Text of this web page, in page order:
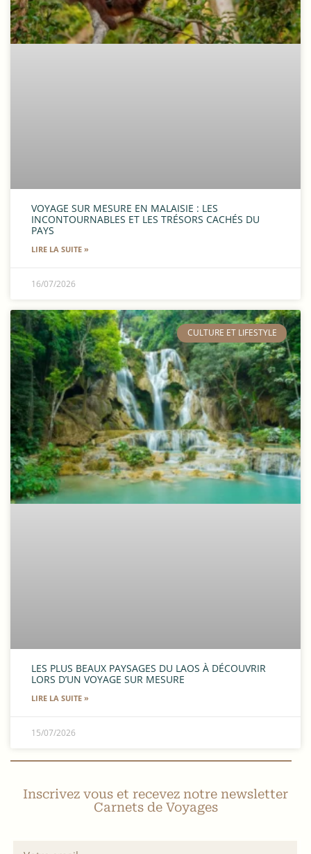
VOYAGE SUR MESURE EN MALAISIE : LES
INCONTOURNABLES ET LES TRÉSORS CACHÉS DU
PAYS
LIRE LA SUITE »
16/07/2026
​CULTURE ET LIFESTYLE
LES PLUS BEAUX PAYSAGES DU LAOS À DÉCOUVRIR
LORS D’UN VOYAGE SUR MESURE
LIRE LA SUITE »
15/07/2026
Inscrivez vous et recevez notre newsletter
Carnets de Voyages